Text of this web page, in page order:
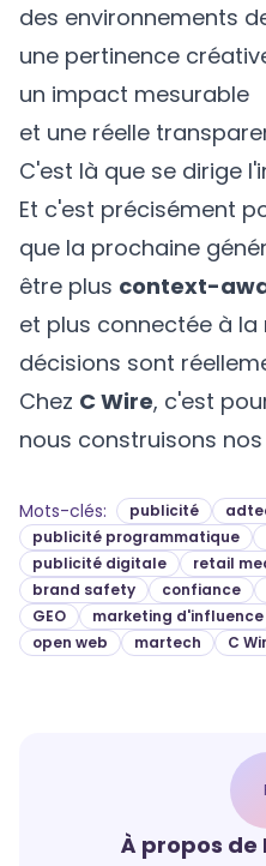
des environnements
une pertinence
un impact mesurable
et une réelle
C'est là que se dirige
Et c'est précisément
que la prochaine
être plus context-
et plus connectée à
décisions sont
Chez C Wire, c'est
nous construisons
Mots-clés: publicité
publicité programmatique
publicité digitale
retail
brand safety
confiance
GEO
marketing d'influence
open web
martech C
À propos de